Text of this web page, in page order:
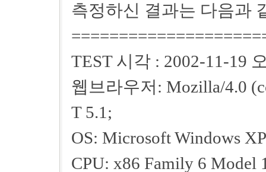
측정하신 결과는 다음과
TEST 시각 : 2002-11-19
웹브라우저: Mozilla/4.0
T 5.1;
OS: Microsoft Windows XP
CPU: x86 Family 6 Model